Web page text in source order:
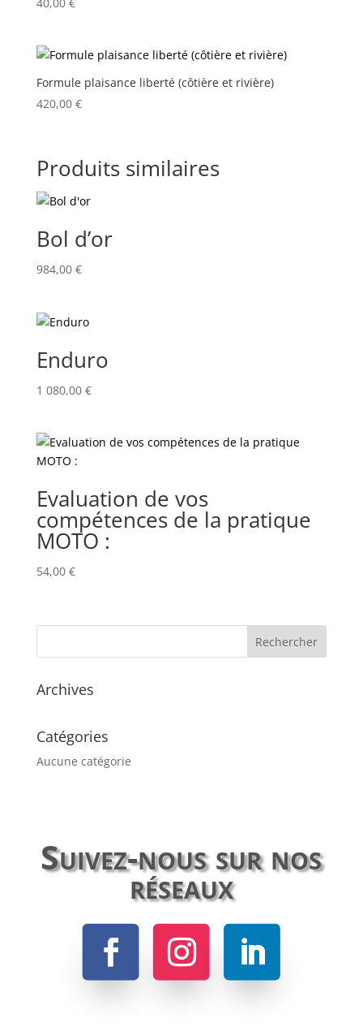
Formule plaisance liberté (côtière et rivière)
420,00 €
Produits similaires
Bol d’or
984,00 €
Enduro
1 080,00 €
Evaluation de vos
compétences de la pratique
MOTO :
54,00 €
Archives
Catégories
Aucune catégorie
Suivez-nous sur nos
réseaux